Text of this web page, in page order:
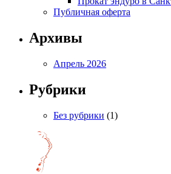
Публичная оферта
Архивы
Апрель 2026
Рубрики
Без рубрики (1)